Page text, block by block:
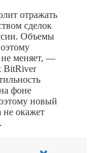
отражать
сделок
Объемы
не меняет, —
BitRiver
фоне
новый
не окажет